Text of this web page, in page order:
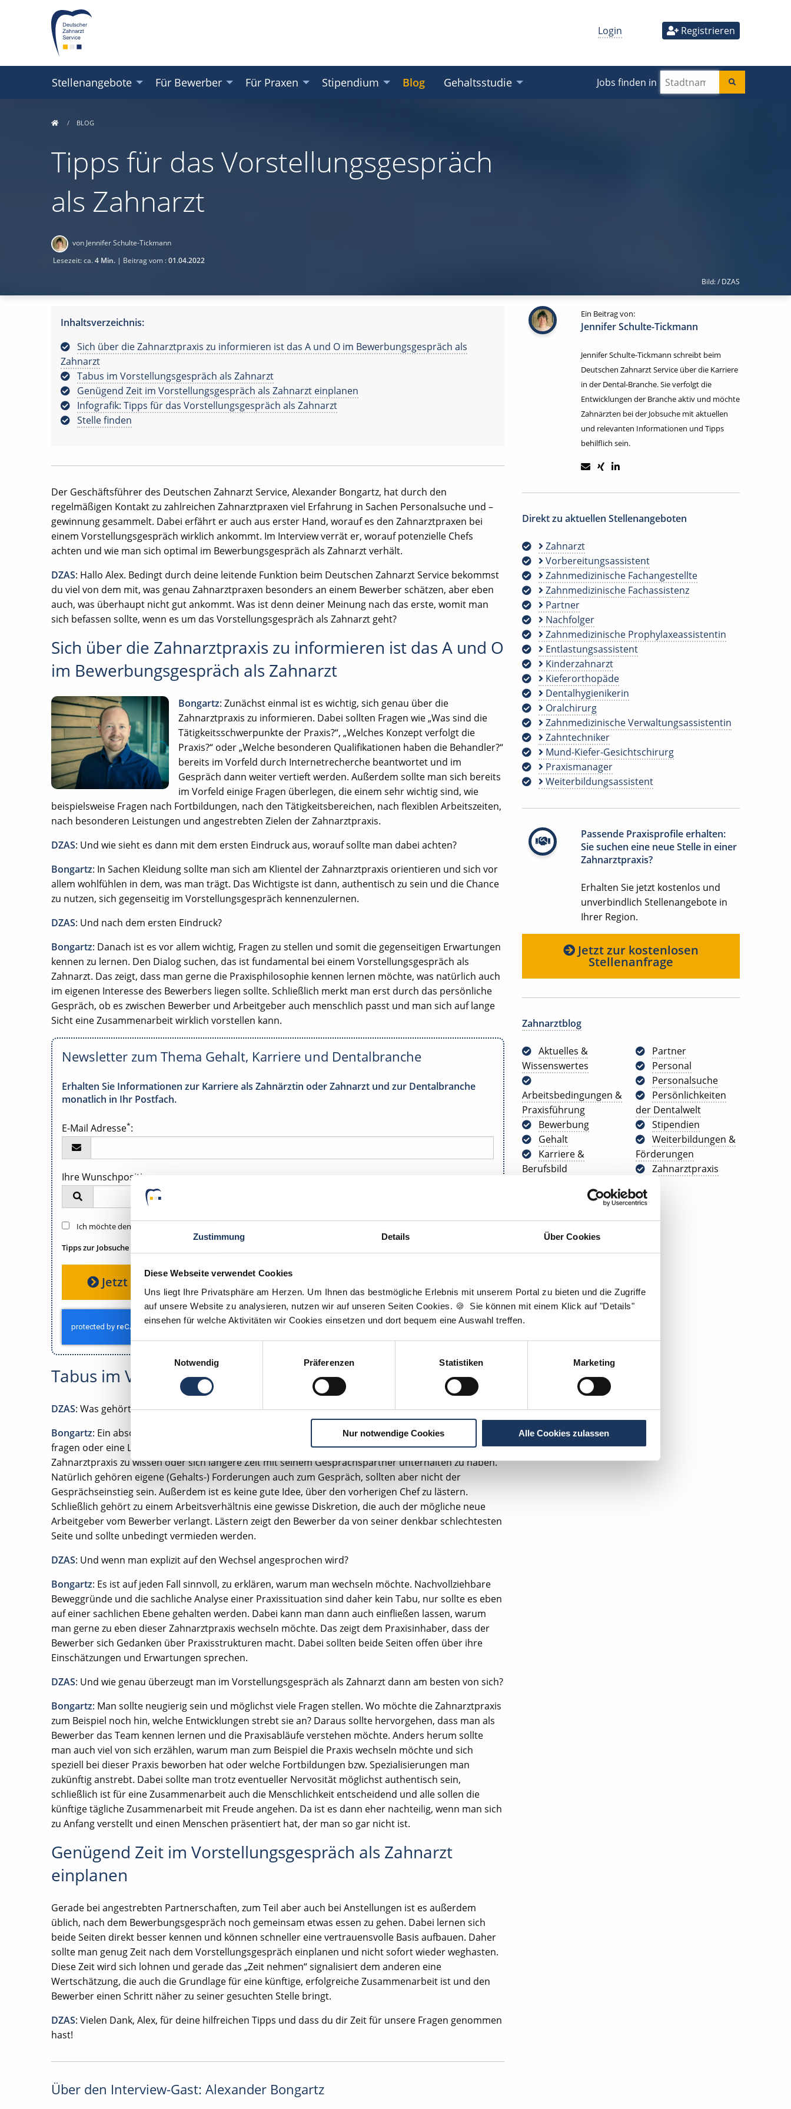
Zustimmung Details Über Cookies
Diese Webseite verwendet Cookies
Uns liegt Ihre Privatsphäre am Herzen. Um Ihnen das bestmögliche Erlebnis mit unserem Portal zu bieten und die Zugriffe
auf unsere Website zu analysieren, nutzen wir auf unseren Seiten Cookies. 🍪 Sie können mit einem Klick auf "Details"
einsehen für welche Aktivitäten wir Cookies einsetzen und dort bequem eine Auswahl treffen.
Einwilligungsauswahl
Notwendig
Präferenzen Statistiken Marketing
Nur notwendige Cookies Alle Cookies zulassen
Login Registrieren
Stellenangebote Für Bewerber Für Praxen Stipendium Blog Gehaltsstudie Jobs finden in
BLOG
Tipps für das Vorstellungsgespräch
als Zahnarzt
von Jennifer Schulte-Tickmann
Lesezeit: ca.4 Min. | Beitrag vom :01.04.2022
Bild: / DZAS
Inhaltsverzeichnis:
Sich über die Zahnarztpraxis zu informieren ist das A und O im Bewerbungsgespräch als
Zahnarzt
Tabus im Vorstellungsgespräch als Zahnarzt
Genügend Zeit im Vorstellungsgespräch als Zahnarzt einplanen
Infografik: Tipps für das Vorstellungsgespräch als Zahnarzt
Stelle finden
Der Geschäftsführer des Deutschen Zahnarzt Service, Alexander Bongartz, hat durch den
regelmäßigen Kontakt zu zahlreichen Zahnarztpraxen viel Erfahrung in Sachen Personalsuche und –
gewinnung gesammelt. Dabei erfährt er auch aus erster Hand, worauf es den Zahnarztpraxen bei
einem Vorstellungsgespräch wirklich ankommt. Im Interview verrät er, worauf potenzielle Chefs
achten und wie man sich optimal im Bewerbungsgespräch als Zahnarzt verhält.
DZAS: Hallo Alex. Bedingt durch deine leitende Funktion beim Deutschen Zahnarzt Service bekommst
du viel von dem mit, was genau Zahnarztpraxen besonders an einem Bewerber schätzen, aber eben
auch, was überhaupt nicht gut ankommt. Was ist denn deiner Meinung nach das erste, womit man
sich befassen sollte, wenn es um das Vorstellungsgespräch als Zahnarzt geht?
Sich über die Zahnarztpraxis zu informieren ist das A und O
im Bewerbungsgespräch als Zahnarzt
Bongartz: Zunächst einmal ist es wichtig, sich genau über die
Zahnarztpraxis zu informieren. Dabei sollten Fragen wie „Was sind die
Tätigkeitsschwerpunkte der Praxis?“, „Welches Konzept verfolgt die
Praxis?“ oder „Welche besonderen Qualifikationen haben die Behandler?“
bereits im Vorfeld durch Internetrecherche beantwortet und im
Gespräch dann weiter vertieft werden. Außerdem sollte man sich bereits
im Vorfeld einige Fragen überlegen, die einem sehr wichtig sind, wie
beispielsweise Fragen nach Fortbildungen, nach den Tätigkeitsbereichen, nach flexiblen Arbeitszeiten,
nach besonderen Leistungen und angestrebten Zielen der Zahnarztpraxis.
DZAS: Und wie sieht es dann mit dem ersten Eindruck aus, worauf sollte man dabei achten?
Bongartz: In Sachen Kleidung sollte man sich am Klientel der Zahnarztpraxis orientieren und sich vor
allem wohlfühlen in dem, was man trägt. Das Wichtigste ist dann, authentisch zu sein und die Chance
zu nutzen, sich gegenseitig im Vorstellungsgespräch kennenzulernen.
DZAS: Und nach dem ersten Eindruck?
Bongartz: Danach ist es vor allem wichtig, Fragen zu stellen und somit die gegenseitigen Erwartungen
kennen zu lernen. Den Dialog suchen, das ist fundamental bei einem Vorstellungsgespräch als
Zahnarzt. Das zeigt, dass man gerne die Praxisphilosophie kennen lernen möchte, was natürlich auch
im eigenen Interesse des Bewerbers liegen sollte. Schließlich merkt man erst durch das persönliche
Gespräch, ob es zwischen Bewerber und Arbeitgeber auch menschlich passt und man sich auf lange
Sicht eine Zusammenarbeit wirklich vorstellen kann.
Newsletter zum Thema Gehalt, Karriere und Dentalbranche
Erhalten Sie Informationen zur Karriere als Zahnärztin oder Zahnarzt und zur Dentalbranche
monatlich in Ihr Postfach.
E-Mail Adresse*:
Ihre Wunschposition:
Ich möchte den
Tipps zur Jobsuche
Jetzt absenden
Tabus im Vorstellungsgespräch als Zahnarzt
DZAS: Was gehört denn zu den absoluten Tabus in einem Vorstellungsgespräch als Zahnarzt?
Bongartz: Ein absolutes Tabu ist, direkt zu Beginn des Bewerbungsgesprächs nach dem Gehalt zu
fragen oder eine Liste an Forderungen herunterzubeten, ohne auch nur irgendetwas über die
Zahnarztpraxis zu wissen oder sich längere Zeit mit seinem Gesprächspartner unterhalten zu haben.
Natürlich gehören eigene (Gehalts-) Forderungen auch zum Gespräch, sollten aber nicht der
Gesprächseinstieg sein. Außerdem ist es keine gute Idee, über den vorherigen Chef zu lästern.
Schließlich gehört zu einem Arbeitsverhältnis eine gewisse Diskretion, die auch der mögliche neue
Arbeitgeber vom Bewerber verlangt. Lästern zeigt den Bewerber da von seiner denkbar schlechtesten
Seite und sollte unbedingt vermieden werden.
DZAS: Und wenn man explizit auf den Wechsel angesprochen wird?
Bongartz: Es ist auf jeden Fall sinnvoll, zu erklären, warum man wechseln möchte. Nachvollziehbare
Beweggründe und die sachliche Analyse einer Praxissituation sind daher kein Tabu, nur sollte es eben
auf einer sachlichen Ebene gehalten werden. Dabei kann man dann auch einfließen lassen, warum
man gerne zu eben dieser Zahnarztpraxis wechseln möchte. Das zeigt dem Praxisinhaber, dass der
Bewerber sich Gedanken über Praxisstrukturen macht. Dabei sollten beide Seiten offen über ihre
Einschätzungen und Erwartungen sprechen.
DZAS: Und wie genau überzeugt man im Vorstellungsgespräch als Zahnarzt dann am besten von sich?
Bongartz: Man sollte neugierig sein und möglichst viele Fragen stellen. Wo möchte die Zahnarztpraxis
zum Beispiel noch hin, welche Entwicklungen strebt sie an? Daraus sollte hervorgehen, dass man als
Bewerber das Team kennen lernen und die Praxisabläufe verstehen möchte. Anders herum sollte
man auch viel von sich erzählen, warum man zum Beispiel die Praxis wechseln möchte und sich
speziell bei dieser Praxis beworben hat oder welche Fortbildungen bzw. Spezialisierungen man
zukünftig anstrebt. Dabei sollte man trotz eventueller Nervosität möglichst authentisch sein,
schließlich ist für eine Zusammenarbeit auch die Menschlichkeit entscheidend und alle sollen die
künftige tägliche Zusammenarbeit mit Freude angehen. Da ist es dann eher nachteilig, wenn man sich
zu Anfang verstellt und einen Menschen präsentiert hat, der man so gar nicht ist.
Genügend Zeit im Vorstellungsgespräch als Zahnarzt
einplanen
Gerade bei angestrebten Partnerschaften, zum Teil aber auch bei Anstellungen ist es außerdem
üblich, nach dem Bewerbungsgespräch noch gemeinsam etwas essen zu gehen. Dabei lernen sich
beide Seiten direkt besser kennen und können schneller eine vertrauensvolle Basis aufbauen. Daher
sollte man genug Zeit nach dem Vorstellungsgespräch einplanen und nicht sofort wieder weghasten.
Diese Zeit wird sich lohnen und gerade das „Zeit nehmen“ signalisiert dem anderen eine
Wertschätzung, die auch die Grundlage für eine künftige, erfolgreiche Zusammenarbeit ist und den
Bewerber einen Schritt näher zu seiner gesuchten Stelle bringt.
DZAS: Vielen Dank, Alex, für deine hilfreichen Tipps und dass du dir Zeit für unsere Fragen genommen
hast!
Über den Interview-Gast: Alexander Bongartz
Ein Beitrag von:
Jennifer Schulte-Tickmann
Jennifer Schulte-Tickmann schreibt beim
Deutschen Zahnarzt Service über die Karriere
in der Dental-Branche. Sie verfolgt die
Entwicklungen der Branche aktiv und möchte
Zahnärzten bei der Jobsuche mit aktuellen
und relevanten Informationen und Tipps
behilflich sein.
Direkt zu aktuellen Stellenangeboten
Zahnarzt
Vorbereitungsassistent
Zahnmedizinische Fachangestellte
Zahnmedizinische Fachassistenz
Partner
Nachfolger
Zahnmedizinische Prophylaxeassistentin
Entlastungsassistent
Kinderzahnarzt
Kieferorthopäde
Dentalhygienikerin
Oralchirurg
Zahnmedizinische Verwaltungsassistentin
Zahntechniker
Mund-Kiefer-Gesichtschirurg
Praxismanager
Weiterbildungsassistent
Passende Praxisprofile erhalten:
Sie suchen eine neue Stelle in einer
Zahnarztpraxis?
Erhalten Sie jetzt kostenlos und
unverbindlich Stellenangebote in
Ihrer Region.
Jetzt zur kostenlosen
Stellenanfrage
Zahnarztblog
Aktuelles &
Wissenswertes
Arbeitsbedingungen &
Praxisführung
Bewerbung
Gehalt
Karriere &
Berufsbild
Partner
Personal
Personalsuche
Persönlichkeiten
der Dentalwelt
Stipendien
Weiterbildungen &
Förderungen
Zahnarztpraxis